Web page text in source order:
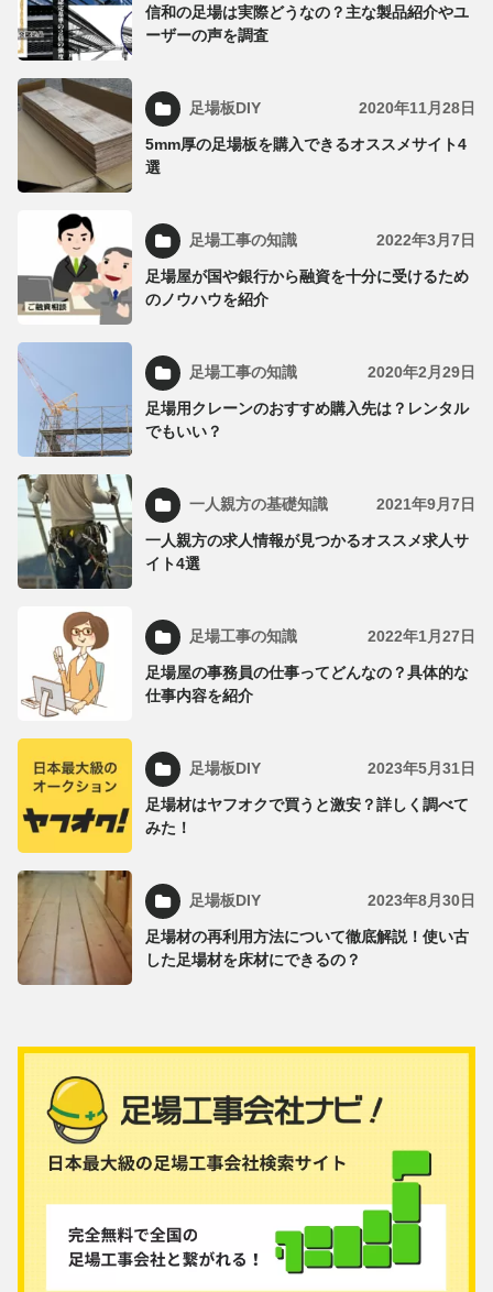
信和の足場は実際どうなの？主な製品紹介やユ
ーザーの声を調査
足場板DIY 2020年11月28日
5mm厚の足場板を購入できるオススメサイト4
選
足場工事の知識 2022年3月7日
足場屋が国や銀行から融資を十分に受けるため
のノウハウを紹介
足場工事の知識 2020年2月29日
足場用クレーンのおすすめ購入先は？レンタル
でもいい？
一人親方の基礎知識 2021年9月7日
一人親方の求人情報が見つかるオススメ求人サ
イト4選
足場工事の知識 2022年1月27日
足場屋の事務員の仕事ってどんなの？具体的な
仕事内容を紹介
足場板DIY 2023年5月31日
足場材はヤフオクで買うと激安？詳しく調べて
みた！
足場板DIY 2023年8月30日
足場材の再利用方法について徹底解説！使い古
した足場材を床材にできるの？